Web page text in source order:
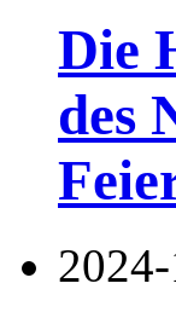
Die
des